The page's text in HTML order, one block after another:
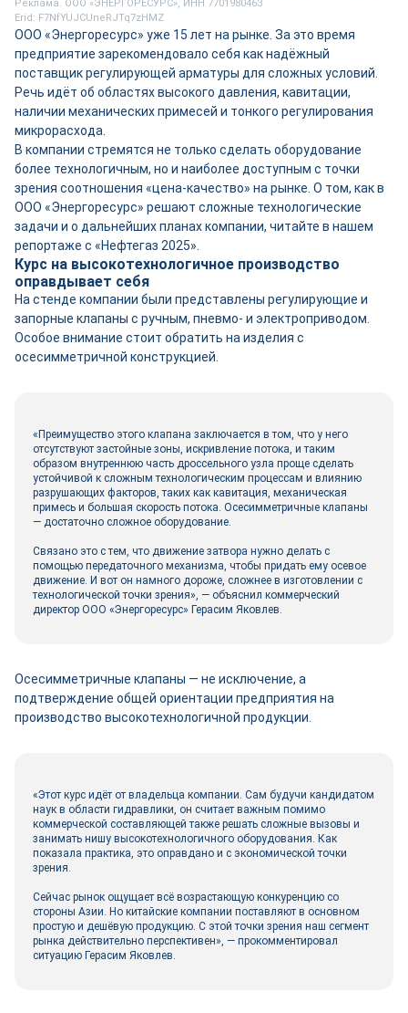
Реклама. ООО «ЭНЕРГОРЕСУРС», ИНН 7701980463
Erid: F7NfYUJCUneRJTq7zHMZ
ООО «Энергоресурс» уже 15 лет на рынке. За это время
предприятие зарекомендовало себя как надёжный
поставщик регулирующей арматуры для сложных условий.
Речь идёт об областях высокого давления, кавитации,
наличии механических примесей и тонкого регулирования
микрорасхода.
В компании стремятся не только сделать оборудование
более технологичным, но и наиболее доступным с точки
зрения соотношения «цена-качество» на рынке. О том, как в
ООО «Энергоресурс» решают сложные технологические
задачи и о дальнейших планах компании, читайте в нашем
репортаже с «Нефтегаз 2025».
Курс на высокотехнологичное производство
оправдывает себя
На стенде компании были представлены регулирующие и
запорные клапаны с ручным, пневмо- и электроприводом.
Особое внимание стоит обратить на изделия с
осесимметричной конструкцией.
«Преимущество этого клапана заключается в том, что у него
отсутствуют застойные зоны, искривление потока, и таким
образом внутреннюю часть дроссельного узла проще сделать
устойчивой к сложным технологическим процессам и влиянию
разрушающих факторов, таких как кавитация, механическая
примесь и большая скорость потока. Осесимметричные клапаны
— достаточно сложное оборудование.
Связано это с тем, что движение затвора нужно делать с
помощью передаточного механизма, чтобы придать ему осевое
движение. И вот он намного дороже, сложнее в изготовлении с
технологической точки зрения», — объяснил коммерческий
директор ООО «Энергоресурс» Герасим Яковлев.
Осесимметричные клапаны — не исключение, а
подтверждение общей ориентации предприятия на
производство высокотехнологичной продукции.
«Этот курс идёт от владельца компании. Сам будучи кандидатом
наук в области гидравлики, он считает важным помимо
коммерческой составляющей также решать сложные вызовы и
занимать нишу высокотехнологичного оборудования. Как
показала практика, это оправдано и с экономической точки
зрения.
Сейчас рынок ощущает всё возрастающую конкуренцию со
стороны Азии. Но китайские компании поставляют в основном
простую и дешёвую продукцию. С этой точки зрения наш сегмент
рынка действительно перспективен», — прокомментировал
ситуацию Герасим Яковлев.